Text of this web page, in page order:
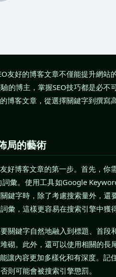
友好的博客文章不僅能提升網站
的博主，掌握SEO技巧都是必不
博客文章，從選擇關鍵字到撰寫
局的藝術
好博客文章的第一步。首先，你
彙。使用工具如Google
鍵字時，除了考慮搜索量外，還
彙，這樣更容易在搜索引擎中獲
關鍵字自然地融入到標題、首段
砌。此外，還可以使用相關的長
讓內容更加多樣化和有深度。記
則可能會被搜索引擎懲罰。